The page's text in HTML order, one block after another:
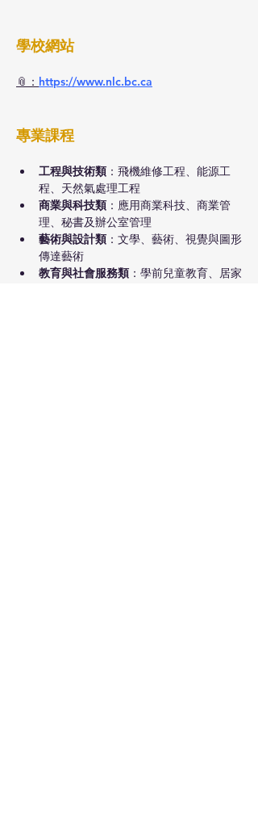
學校網站
📎： https://www.nlc.bc.ca
專業課程
工程與技術類 ：飛機維修工程、能源工
程、天然氣處理工程
商業與科技類 ：應用商業科技、商業管
理、秘書及辦公室管理
藝術與設計類 ：文學、藝術、視覺與圖形
傳達藝術
教育與社會服務類 ：學前兒童教育、居家